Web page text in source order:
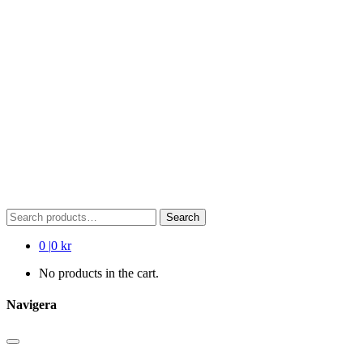
Search
for:
Search
0 |0 kr
No products in the cart.
Navigera